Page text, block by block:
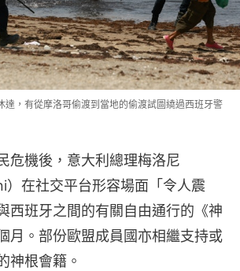
達，有從摩洛哥偷渡到當地的偷渡試圖繞過西班牙警
危機後，意大利總理梅洛尼
）在社交平台形容場面「令人震
西班牙之間的有關自由通行的《神
月。部份歐盟成員國亦相繼支持或
神根會籍。